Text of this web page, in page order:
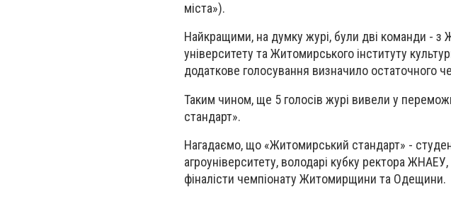
міста»).
Найкращими, на думку журі, були дві команди - з
університету та Житомирського інституту
додаткове голосування визначило остаточного
Таким чином, ще 5 голосів журі вивели у
стандарт».
Нагадаємо, що «Житомирський стандарт» -
агроуніверситету, володарі кубку ректора
фіналісти чемпіонату Житомирщини та Одещини.